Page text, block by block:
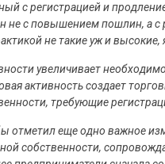
с регистрацией и
не с повышением пошлин, а
не такие уж и
увеличивает
активность создает
требующие
отметил еще одно важное
собственности,